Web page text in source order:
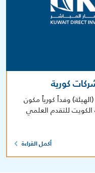
كورية
وفداً كورياً مكون
للتقدم العلمي
أكمل القراءة